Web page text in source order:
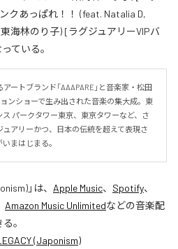
クあっぱれ！！ (feat. Natalia D,
東海林のり子) [ラグジュアリーVIPバ
ている。
ートブランド「AAAPARE」と音楽家・松田
ンショーで生み出された音楽の集大成。東
パークタワー東京、東京タワーなど、さ
アリーかつ、日本の伝統を超えて表現さ
まはじまる。
」は、 Apple Music、 Spotify、
Amazon Music Unlimitedなどの音楽配
。
(Japonism)